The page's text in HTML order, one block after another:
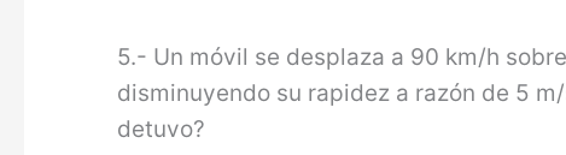
5.- Un móvil se desplaza a 90 km/h
disminuyendo su rapi­dez a razón de 5
detuvo?